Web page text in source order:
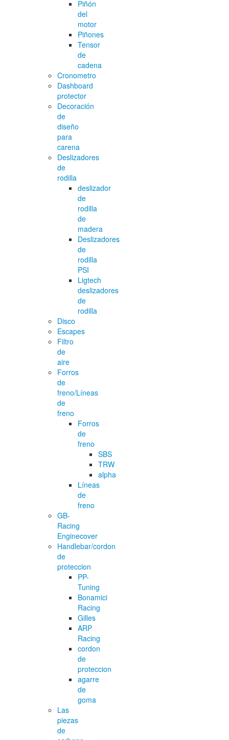
Piñón
del
motor
Piñones
Tensor
de
cadena
Cronometro
Dashboard
protector
Decoración
de
diseño
para
carena
Deslizadores
de
rodilla
deslizador
de
rodilla
de
madera
Deslizadores
de
rodilla
PSI
Ligtech
deslizadores
de
rodilla
Disco
Escapes
Filtro
de
aire
Forros
de
freno/Líneas
de
freno
Forros
de
freno
SBS
TRW
alpha
Líneas
de
freno
GB-
Racing
Enginecover
Handlebar/cordon
de
proteccion
PP-
Tuning
Bonamici
Racing
Gilles
ARP
Racing
cordon
de
proteccion
agarre
de
goma
Las
piezas
de